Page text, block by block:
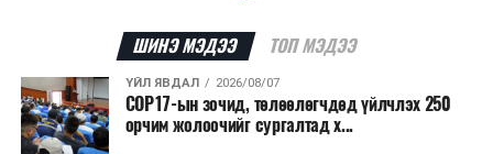
шалтгааныг үргэлжлүүлэн тогтоож байгаа бөгөөд
аянгын улмаас үүсээгүй гэж үзэж байгаа аж.
Одоогоор АНУ даяар 13 мужид 90 гаруй томоохон ой,
хээрийн түймэр идэвхтэй үргэлжилж байгаагийн
ШИНЭ МЭДЭЭ ТОП МЭДЭЭ
ҮЙЛ ЯВДАЛ 2026/08/07
COP17-ын зочид, төлөөлөгчдөд үйлчлэх 250
орчим жолоочийг сургалтад х...